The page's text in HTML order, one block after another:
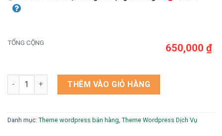
TỔNG CỘNG 650,000 ₫
Theme wordpress đồ chơi xe hơi 3 số lượng
THÊM VÀO GIỎ HÀNG
Danh mục: Theme wordpress bán hàng, Theme Wordpress Dịch Vụ